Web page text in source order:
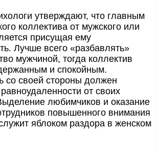
утверждают, что главным
коллектива от мужского или
присущая ему
Лучше всего «разбавлять»
мужчиной, тогда коллектив
и спокойным.
со своей стороны должен
от своих
любимчиков и оказание
повышенного внимания
яблоком раздора в женском